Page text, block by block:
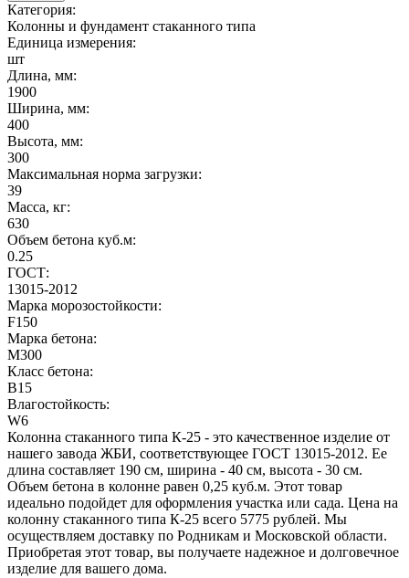
Категория:
Колонны и фундамент стаканного типа
Единица измерения:
шт
Длина, мм:
1900
Ширина, мм:
400
Высота, мм:
300
Максимальная норма загрузки:
39
Масса, кг:
630
Объем бетона куб.м:
0.25
ГОСТ:
13015-2012
Марка морозостойкости:
F150
Марка бетона:
М300
Класс бетона:
B15
Влагостойкость:
W6
Колонна стаканного типа К-25 - это качественное изделие от
нашего завода ЖБИ, соответствующее ГОСТ 13015-2012. Ее
длина составляет 190 см, ширина - 40 см, высота - 30 см.
Объем бетона в колонне равен 0,25 куб.м. Этот товар
идеально подойдет для оформления участка или сада. Цена на
колонну стаканного типа К-25 всего 5775 рублей. Мы
осуществляем доставку по Родникам и Московской области.
Приобретая этот товар, вы получаете надежное и долговечное
изделие для вашего дома.